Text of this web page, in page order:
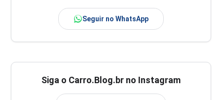
Seguir no WhatsApp
Siga o Carro.Blog.br no Instagram